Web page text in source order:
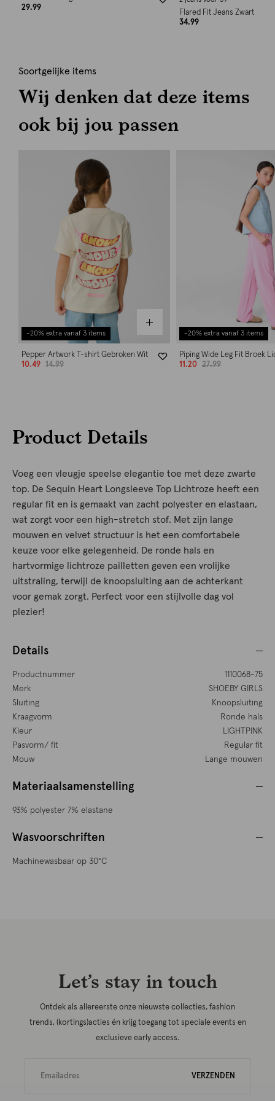
29.99
Flared Fit Jeans Zwart
34.99
Soortgelijke items
Wij denken dat deze items
ook bij jou passen
-20% extra vanaf 3 items
Pepper Artwork T-shirt Gebroken Wit
10.49
14.99
-20% extra vanaf 3 items
Piping Wide Leg Fit Broek
11.20
27.99
Product Details
Voeg een vleugje speelse elegantie toe met deze zwarte
top. De Sequin Heart Longsleeve Top Lichtroze heeft een
regular fit en is gemaakt van zacht polyester en elastaan,
wat zorgt voor een high-stretch stof. Met zijn lange
mouwen en velvet structuur is het een comfortabele
keuze voor elke gelegenheid. De ronde hals en
hartvormige lichtroze pailletten geven een vrolijke
uitstraling, terwijl de knoopsluiting aan de achterkant
voor gemak zorgt. Perfect voor een stijlvolle dag vol
plezier!
Details
Productnummer
1110068-75
Merk
SHOEBY GIRLS
Sluiting
Knoopsluiting
Kraagvorm
Ronde hals
Kleur
LIGHTPINK
Pasvorm/ fit
Regular fit
Mouw
Lange mouwen
Materiaalsamenstelling
93% polyester 7% elastane
Wasvoorschriften
Machinewasbaar op 30°C
Let’s stay in touch
Ontdek als allereerste onze nieuwste collecties, fashion
trends, (kortings)acties én krijg toegang tot speciale events en
exclusieve early access.
VERZENDEN